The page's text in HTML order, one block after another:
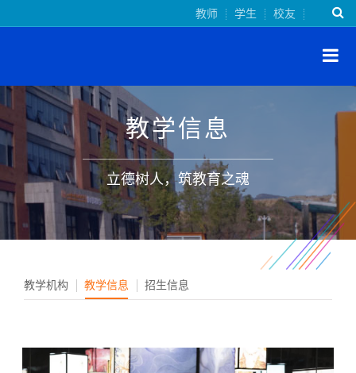
教师 学生 校友
教学信息
立德树人，筑教育之魂
教学机构 教学信息 招生信息